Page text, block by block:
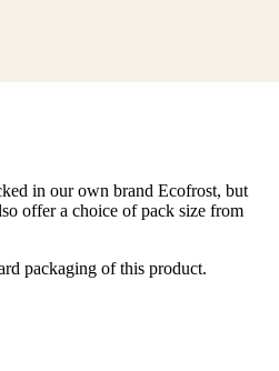
in our own brand Ecofrost, but
offer a choice of pack size from
packaging of this product.